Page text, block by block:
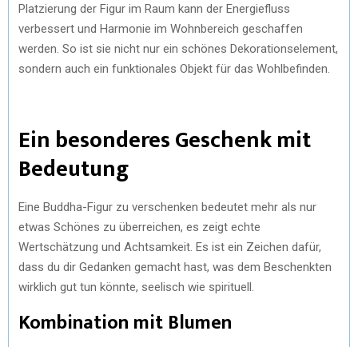
Platzierung der Figur im Raum kann der Energiefluss
verbessert und Harmonie im Wohnbereich geschaffen
werden. So ist sie nicht nur ein schönes Dekorationselement,
sondern auch ein funktionales Objekt für das Wohlbefinden.
Ein besonderes Geschenk mit
Bedeutung
Eine Buddha-Figur zu verschenken bedeutet mehr als nur
etwas Schönes zu überreichen, es zeigt echte
Wertschätzung und Achtsamkeit. Es ist ein Zeichen dafür,
dass du dir Gedanken gemacht hast, was dem Beschenkten
wirklich gut tun könnte, seelisch wie spirituell.
Kombination mit Blumen